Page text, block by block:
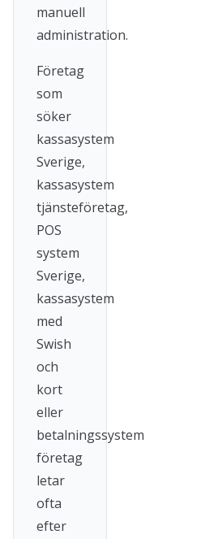
manuell
administration.
Företag
som
söker
kassasystem
Sverige,
kassasystem
tjänsteföretag,
POS
system
Sverige,
kassasystem
med
Swish
och
kort
eller
betalningssystem
företag
letar
ofta
efter